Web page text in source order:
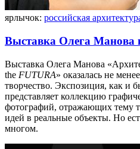
ярлычок: российская
Выставка Олега Манова
Выставка Олега Манова
the FUTURA» оказалась не
творчество. Экспозиция, как и
представляет коллекцию
фотографий, отражающих тему
идей в реальные объекты. Но
многом.